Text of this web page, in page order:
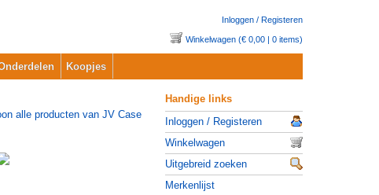
Inloggen / Registeren
Winkelwagen (€ 0,00 | 0 items)
Koopjes
Handige links
Inloggen / Registeren
Winkelwagen
Uitgebreid zoeken
Merkenlijst